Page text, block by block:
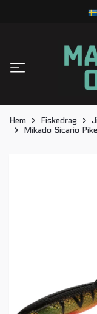
Hem Fiskedrag
Mikado Sicario